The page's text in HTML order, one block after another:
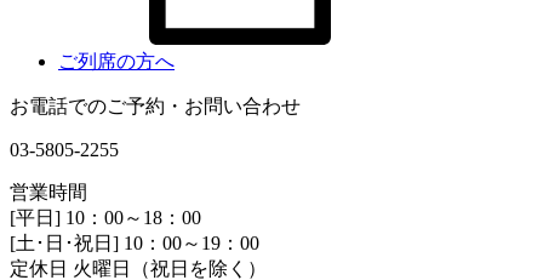
ご列席の方へ
お電話でのご予約・お問い合わせ
03-5805-2255
営業時間
[平日] 10：00～18：00
[土･日･祝日] 10：00～19：00
定休日 火曜日（祝日を除く）